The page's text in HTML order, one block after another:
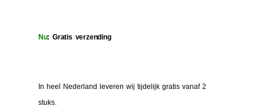
Nu: Gratis verzending
In heel Nederland leveren wij tijdelijk gratis vanaf 2
stuks.